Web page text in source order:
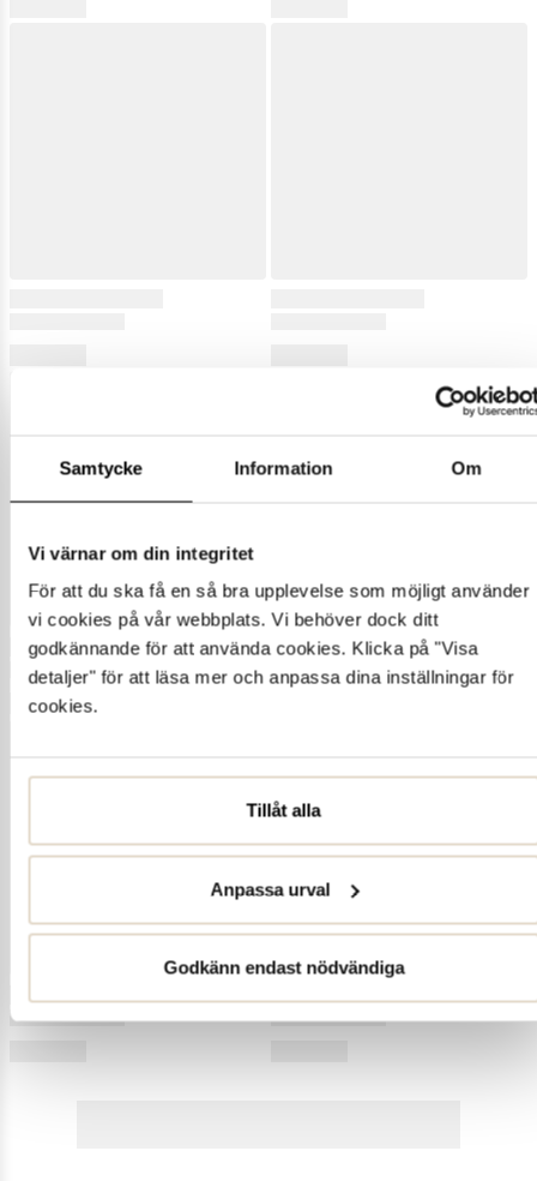
Samtycke Information Om
Vi värnar om din integritet
För att du ska få en så bra upplevelse som möjligt använder
vi cookies på vår webbplats. Vi behöver dock ditt
godkännande för att använda cookies. Klicka på "Visa
detaljer" för att läsa mer och anpassa dina inställningar för
cookies.
Tillåt alla
Anpassa urval
Godkänn endast nödvändiga